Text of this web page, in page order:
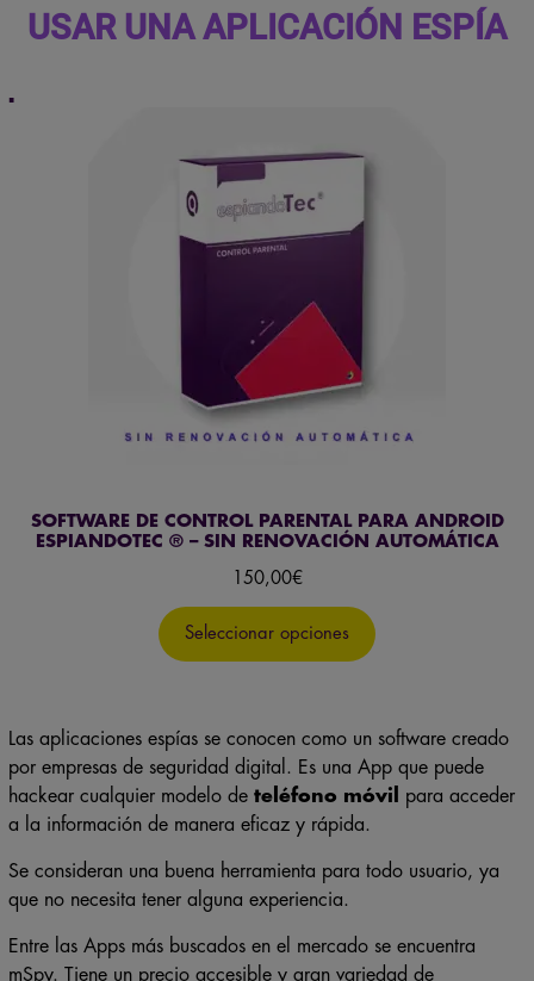
USAR UNA APLICACIÓN ESPÍA
SOFTWARE DE CONTROL PARENTAL PARA ANDROID
ESPIANDOTEC ® – SIN RENOVACIÓN AUTOMÁTICA
150,00€
Seleccionar opciones
Las aplicaciones espías se conocen como un software creado
por empresas de seguridad digital. Es una App que puede
hackear cualquier modelo de teléfono móvil
para acceder
a la información de manera eficaz y rápida.
Se consideran una buena herramienta para todo usuario, ya
que no necesita tener alguna experiencia.
Entre las Apps más buscados en el mercado se encuentra
mSpy. Tiene un precio accesible y gran variedad de